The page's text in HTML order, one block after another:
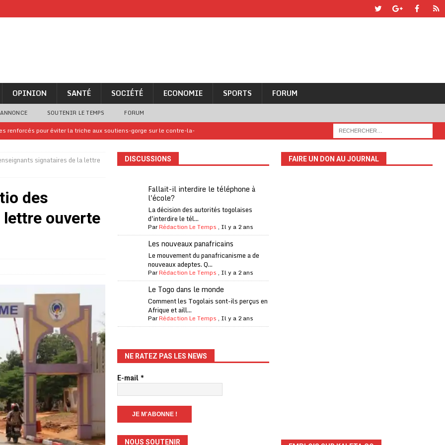
OPINION SANTÉ SOCIÉTÉ ECONOMIE SPORTS FORUM
SOUTENIR LE TEMPS FORUM
renforcés pour éviter la triche aux soutiens-gorge sur le contre-la-
confirme sa présence à la fête nationale
A LA UNE
billet de loterie gagnant que son propriétaire avait envoyé à un proche
Oti-Sud enregistre 99% de couverture
A LA UNE
à contre-courant
à la tête de la FIFA
financière
et de l’AC Milan, est mort à 66 ans
A LA UNE
son trophée de la Coupe du monde
A LA UNE
à «l’unanimité» d’un boycott des Coupes du monde
International exige une enquête
de Côte d’Ivoire
signataires de la lettre
des
ouverte
DISCUSSIONS
Fallait-il interdire le téléphone à
l'école?
La décision des autorités togolaises
d'interdire le tél...
ParRédaction Le Temps , Il y a 2 ans
Les nouveaux panafricains
Le mouvement du panafricanisme a de
nouveaux adeptes. Q...
ParRédaction Le Temps , Il y a 2 ans
Le Togo dans le monde
Comment les Togolais sont-ils perçus en
Afrique et aill...
ParRédaction Le Temps , Il y a 2 ans
NE RATEZ PAS LES NEWS
E-mail*
NOUS SOUTENIR
FAIRE UN DON AU JOURNAL